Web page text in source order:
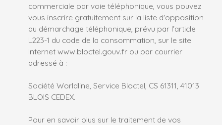
commerciale par voie téléphonique, vous pouvez
vous inscrire gratuitement sur la liste d'opposition
au démarchage téléphonique, prévu par l'article
L223-1 du code de la consommation, sur le site
Internet www.bloctel.gouv.fr ou par courrier
adressé à :
Société Worldline, Service Bloctel, CS 61311, 41013
BLOIS CEDEX.
Pour en savoir plus sur le traitement de vos